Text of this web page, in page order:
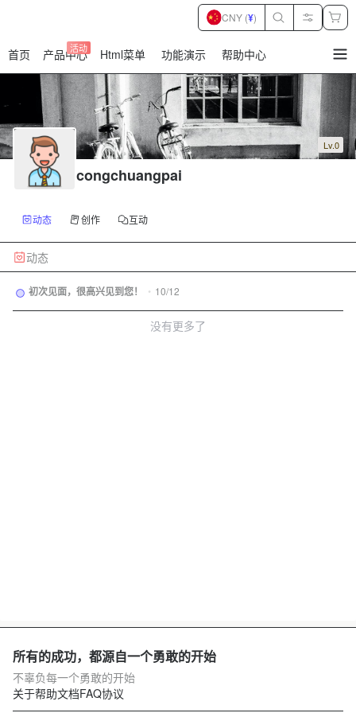
首页 产品中心
活动 Html菜单 功能演示 帮助中心
CNY (¥)
Lv.0
congchuangpai
动态 创作 互动
动态
初次见面，很高兴见到您！ • 10/12
没有更多了
所有的成功，都源自一个勇敢的开始
不辜负每一个勇敢的开始
关于帮助文档FAQ协议